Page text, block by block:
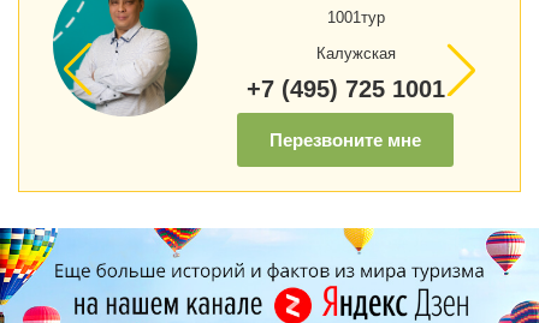
1001тур
Калужская
+7 (495) 725 1001
Перезвоните мне